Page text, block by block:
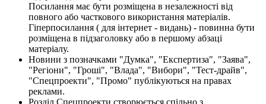
Посилання має бути розміщена в незалежності від
повного або часткового використання матеріалів.
Гіперпосилання ( для інтернет - видань) - повинна бути
розміщена в підзаголовку або в першому абзаці
матеріалу.
Новини з позначками "Думка", "Експертиза", "Заява",
"Регіони", "Гроші", "Влада", "Вибори", "Тест-драйв",
"Спецпроекти", "Промо" публікуються на правах
реклами.
Розділ Спецпроекти створюється спільно з